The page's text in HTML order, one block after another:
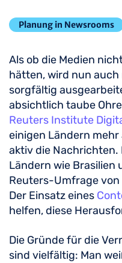
Planung in Newsrooms
Als ob die Medien
hätten, wird nun
sorgfältig
absichtlich taube
Reuters Institute
einigen Ländern
aktiv die Nachrichten.
Ländern wie Brasilien
Reuters-Umfrage von
Der Einsatz eines
helfen, diese
Die Gründe für die
sind vielfältig: Man